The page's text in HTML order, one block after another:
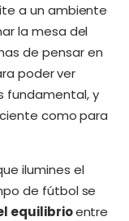
a un ambiente
la mesa del
de pensar en
poder ver
fundamental, y
como para
ilumines el
de fútbol se
equilibrioentre